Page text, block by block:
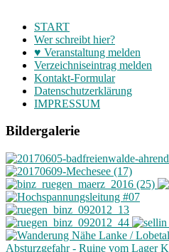
START
Wer schreibt hier?
♥ Veranstaltung melden
Verzeichniseintrag melden
Kontakt-Formular
Datenschutzerklärung
IMPRESSUM
Bildergalerie